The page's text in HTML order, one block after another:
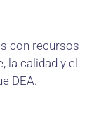
con recursos
la calidad y el
DEA.